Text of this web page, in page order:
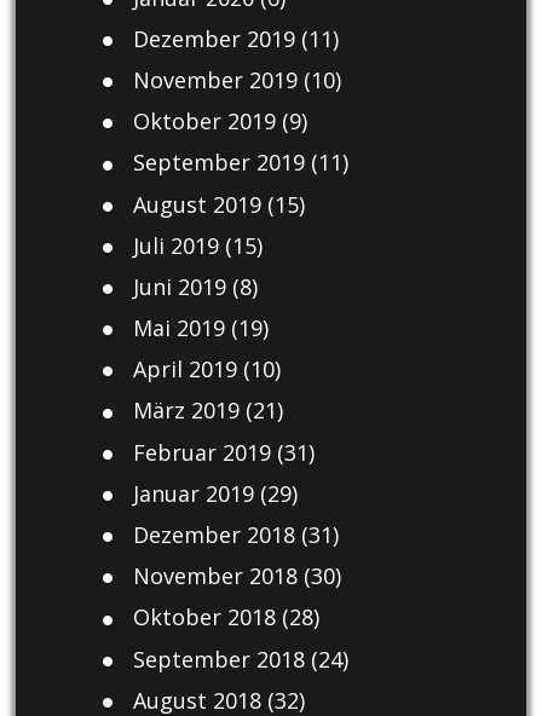
Dezember 2019(11)
November 2019(10)
Oktober 2019(9)
September 2019(11)
August 2019(15)
Juli 2019(15)
Juni 2019(8)
Mai 2019(19)
April 2019(10)
März 2019(21)
Februar 2019(31)
Januar 2019(29)
Dezember 2018(31)
November 2018(30)
Oktober 2018(28)
September 2018(24)
August 2018(32)